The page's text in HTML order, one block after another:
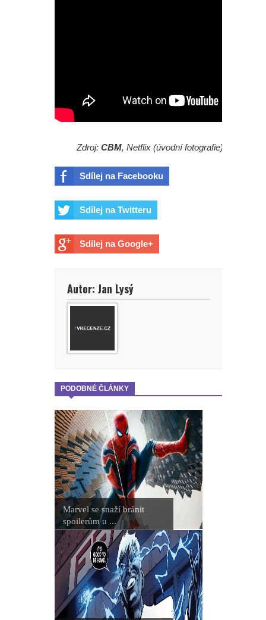
Zdroj: CBM, Netflix (úvodní fotografie)
Sdílej na Facebooku
Sdílej na Twitteru
Sdílej na Google+
Autor: Jan Lysý
PODOBNÉ ČLÁNKY
Marvel se snaží bránit
spoilerům u ...